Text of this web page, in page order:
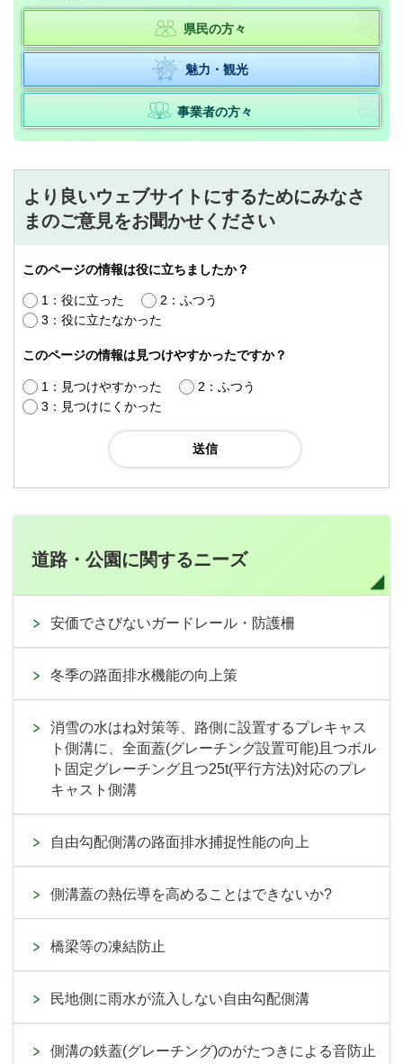
県民の方々
魅力・観光
事業者の方々
より良いウェブサイトにするためにみなさ
まのご意見をお聞かせください
このページの情報は役に立ちましたか？
1：役に立った
2：ふつう
3：役に立たなかった
このページの情報は見つけやすかったですか？
1：見つけやすかった
2：ふつう
3：見つけにくかった
道路・公園に関するニーズ
安価でさびないガードレール・防護柵
冬季の路面排水機能の向上策
消雪の水はね対策等、路側に設置するプレキャス
ト側溝に、全面蓋(グレーチング設置可能)且つボル
ト固定グレーチング且つ25t(平行方法)対応のプレ
キャスト側溝
自由勾配側溝の路面排水捕捉性能の向上
側溝蓋の熱伝導を高めることはできないか?
橋梁等の凍結防止
民地側に雨水が流入しない自由勾配側溝
側溝の鉄蓋(グレーチング)のがたつきによる音防止